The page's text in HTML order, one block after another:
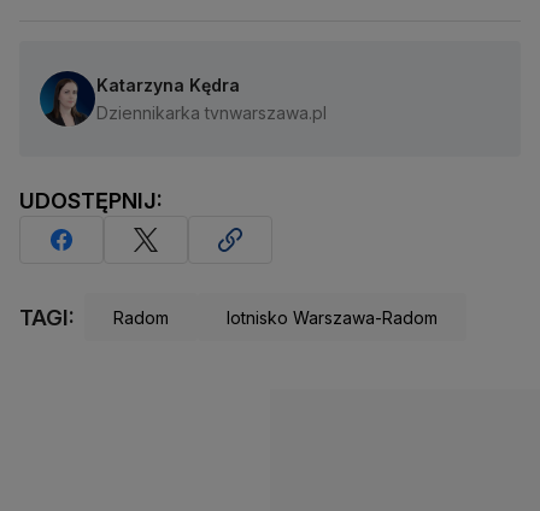
Katarzyna Kędra
Dziennikarka tvnwarszawa.pl
UDOSTĘPNIJ:
TAGI: Radom lotnisko Warszawa-Radom